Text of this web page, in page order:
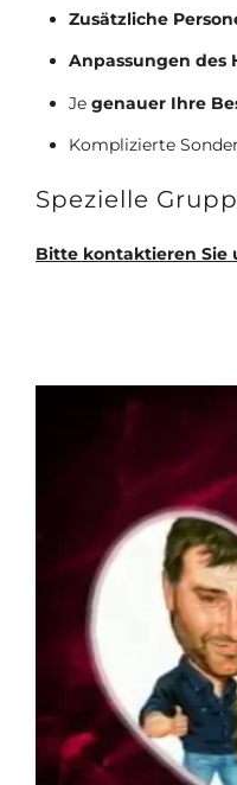
Zusätzliche
Anpassungen des
Jegenauer Ihre
Komplizierte
Spezielle
Bitte kontaktieren Sie